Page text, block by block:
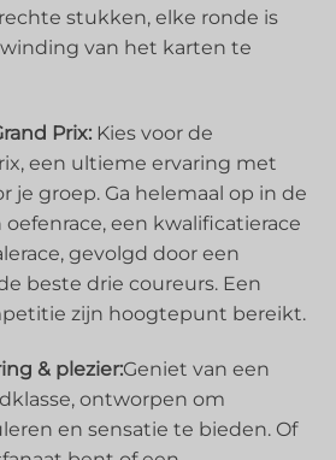
stukken, elke ronde is
van het karten te
Prix: Kies voor de
een ultieme ervaring met
je groep. Ga helemaal op in de
een kwalificatierace
gevolgd door een
beste drie coureurs. Een
zijn hoogtepunt bereikt.
& plezier:Geniet van een
ontworpen om
en sensatie te bieden. Of